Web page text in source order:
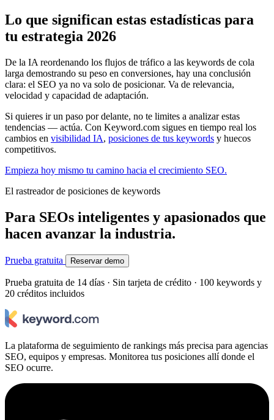
Lo que significan estas estadísticas para
tu estrategia 2026
De la IA reordenando los flujos de tráfico a las keywords de cola
larga demostrando su peso en conversiones, hay una conclusión
clara: el SEO ya no va solo de posicionar. Va de relevancia,
velocidad y capacidad de adaptación.
Si quieres ir un paso por delante, no te limites a analizar estas
tendencias — actúa. Con Keyword.com sigues en tiempo real los
cambios en visibilidad IA, posiciones de tus keywords y huecos
competitivos.
Empieza hoy mismo tu camino hacia el crecimiento SEO.
El rastreador de posiciones de keywords
Para SEOs inteligentes y apasionados que
hacen avanzar la industria.
Prueba gratuita Reservar demo
Prueba gratuita de 14 días · Sin tarjeta de crédito · 100 keywords y
20 créditos incluidos
La plataforma de seguimiento de rankings más precisa para agencias
SEO, equipos y empresas. Monitorea tus posiciones allí donde el
SEO ocurre.